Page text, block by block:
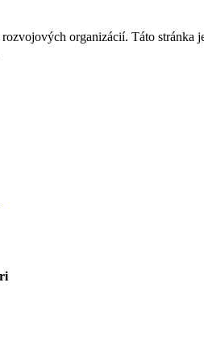
organizácií. Táto stránka